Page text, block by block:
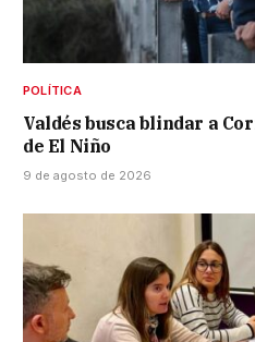
POLÍTICA
Valdés busca blindar a
de El Niño
9 de agosto de 2026